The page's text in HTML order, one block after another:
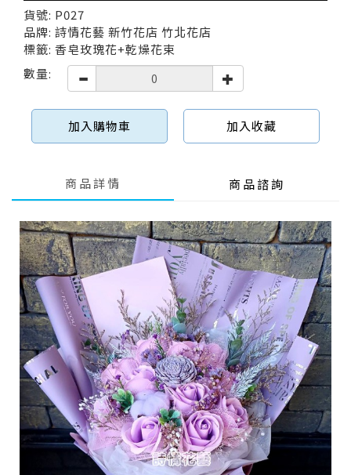
貨號: P027
品牌: 詩情花藝 新竹花店 竹北花店
標籤: 香皂玫瑰花+乾燥花束
數量:
加入購物車 加入收藏
商品詳情 商品諮詢